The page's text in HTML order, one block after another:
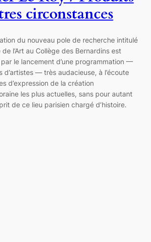
circonstances
du nouveau pole de recherche intitulé
de l’Art au Collège des Bernardins est
le lancement d’une programmation —
d’artistes — très audacieuse, à l’écoute
d’expression de la création
les plus actuelles, sans pour autant
de ce lieu parisien chargé d’histoire.